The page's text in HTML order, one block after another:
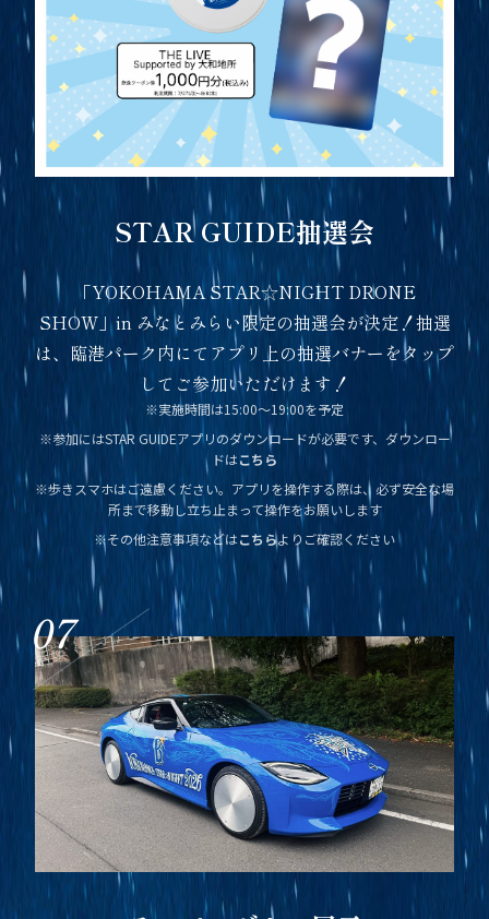
STAR GUIDE抽選会
「YOKOHAMA STAR☆NIGHT DRONE
SHOW」in みなとみらい限定の抽選会が決定！抽選
は、臨港パーク内にてアプリ上の抽選バナーをタップ
してご参加いただけます！
※実施時間は15:00～19:00を予定
※参加にはSTAR GUIDEアプリのダウンロードが必要です、ダウンロー
ドはこちら
※歩きスマホはご遠慮ください。アプリを操作する際は、必ず安全な場
所まで移動し立ち止まって操作をお願いします
※その他注意事項などはこちらよりご確認ください
07